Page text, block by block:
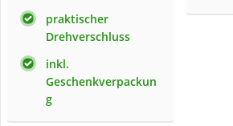
praktischer
Drehverschluss
inkl.
Geschenkverpackun
g